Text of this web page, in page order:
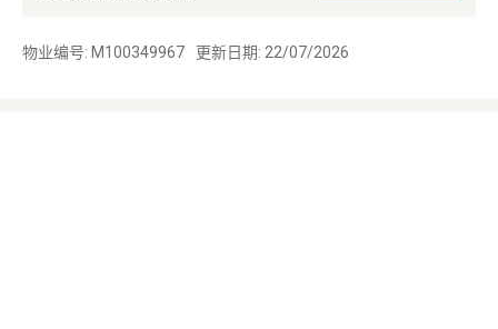
物业编号: M100349967 更新日期: 22/07/2026